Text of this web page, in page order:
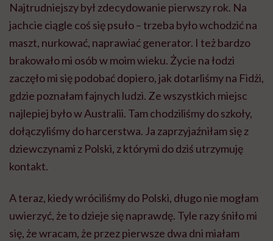
Najtrudniejszy był zdecydowanie pierwszy rok. Na
jachcie ciągle coś się psuło – trzeba było wchodzić na
maszt, nurkować, naprawiać generator. I też bardzo
brakowało mi osób w moim wieku. Życie na łodzi
zaczęło mi się podobać dopiero, jak dotarliśmy na Fidżi,
gdzie poznałam fajnych ludzi. Ze wszystkich miejsc
najlepiej było w Australii. Tam chodziliśmy do szkoły,
dołączyliśmy do harcerstwa. Ja zaprzyjaźniłam się z
dziewczynami z Polski, z którymi do dziś utrzymuję
kontakt.
A teraz, kiedy wróciliśmy do Polski, długo nie mogłam
uwierzyć, że to dzieje się naprawdę. Tyle razy śniło mi
się, że wracam, że przez pierwsze dwa dni miałam